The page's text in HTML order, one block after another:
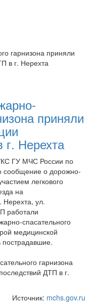
гарнизона приняли
в г. Нерехта
приняли
Нерехта
ГУ МЧС России по
сообщение о дорожно-
легкового
на
Нерехта, ул.
работали
спасательного
медицинской
Источник: mchs.gov.ru